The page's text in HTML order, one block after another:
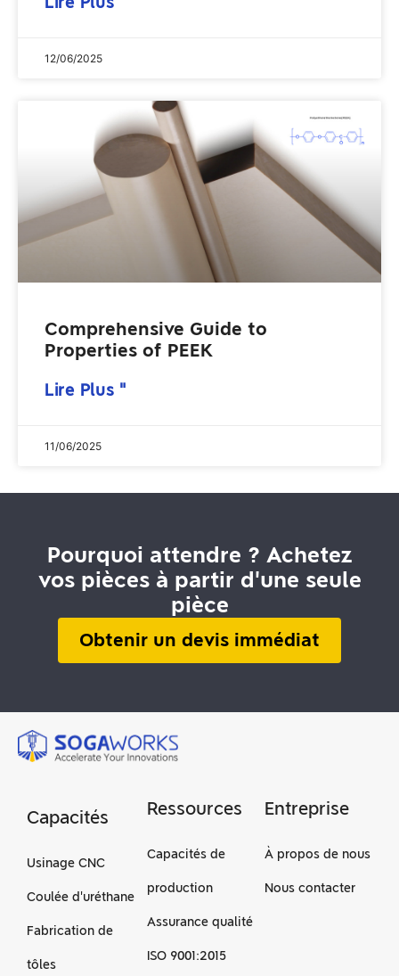
12/06/2025
Comprehensive Guide to
Properties of PEEK
Lire Plus "
11/06/2025
Pourquoi attendre ? Achetez
vos pièces à partir d'une seule
pièce
Obtenir un devis immédiat
Capacités
Usinage CNC
Coulée d'uréthane
Fabrication de
tôles
Ressources
Capacités de
production
Assurance qualité
ISO 9001:2015
Entreprise
À propos de nous
Nous contacter